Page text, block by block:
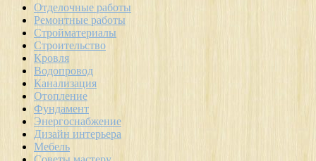
Отделочные работы
Ремонтные работы
Стройматериалы
Строительство
Кровля
Водопровод
Канализация
Отопление
Фундамент
Энергоснабжение
Дизайн интерьера
Мебель